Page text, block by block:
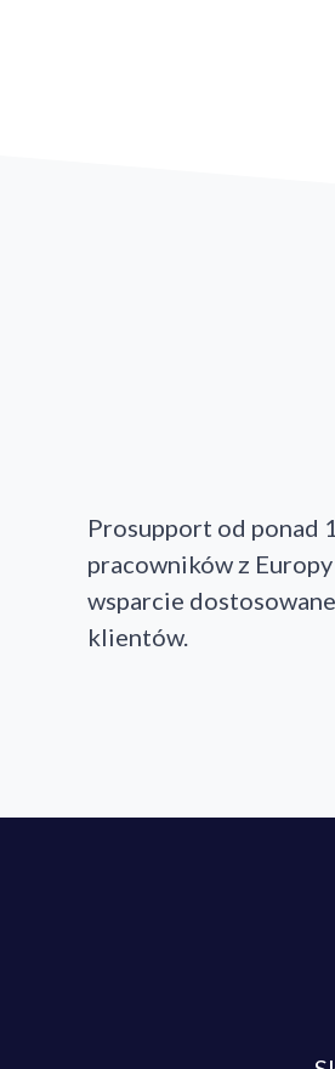
Prosupport od ponad
pracowników z
wsparcie
klientów.